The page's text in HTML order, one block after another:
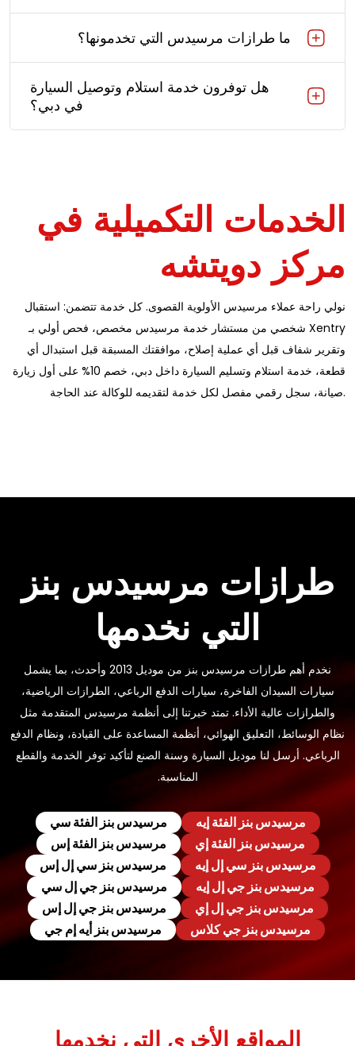
ما طرازات مرسيدس التي تخدمونها؟
هل توفرون خدمة استلام وتوصيل السيارة
في دبي؟
الخدمات التكميلية في
مركز دويتشه
نولي راحة عملاء مرسيدس الأولوية القصوى. كل خدمة تتضمن: استقبال
شخصي من مستشار خدمة مرسيدس مخصص، فحص أولي بـ Xentry
وتقرير شفاف قبل أي عملية إصلاح، موافقتك المسبقة قبل استبدال أي
قطعة، خدمة استلام وتسليم السيارة داخل دبي، خصم 10% على أول زيارة
صيانة، سجل رقمي مفصل لكل خدمة لتقديمه للوكالة عند الحاجة.
طرازات مرسيدس بنز
التي نخدمها
نخدم أهم طرازات مرسيدس بنز من موديل 2013 وأحدث، بما يشمل
سيارات السيدان الفاخرة، سيارات الدفع الرباعي، الطرازات الرياضية،
والطرازات عالية الأداء. تمتد خبرتنا إلى أنظمة مرسيدس المتقدمة مثل
نظام الوسائط، التعليق الهوائي، أنظمة المساعدة على القيادة، ونظام الدفع
الرباعي. أرسل لنا موديل السيارة وسنة الصنع لتأكيد توفر الخدمة والقطع
المناسبة.
مرسيدس بنز الفئة إيه
مرسيدس بنز الفئة سي
مرسيدس بنز الفئة إي
مرسيدس بنز الفئة إس
مرسيدس بنز سي إل إيه
مرسيدس بنز سي إل إس
مرسيدس بنز جي إل إيه
مرسيدس بنز جي إل سي
مرسيدس بنز جي إل إي
مرسيدس بنز جي إل إس
مرسيدس بنز جي كلاس
مرسيدس بنز أيه إم جي
المواقع الأخرى التي نخدمها